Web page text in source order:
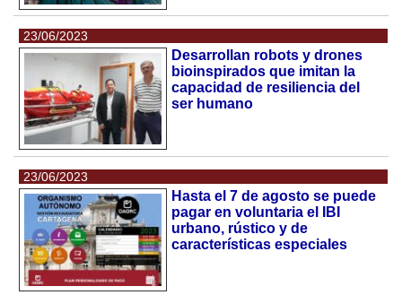
23/06/2023
Desarrollan robots y drones
bioinspirados que imitan la
capacidad de resiliencia del
ser humano
23/06/2023
Hasta el 7 de agosto se puede
pagar en voluntaria el IBI
urbano, rústico y de
características especiales